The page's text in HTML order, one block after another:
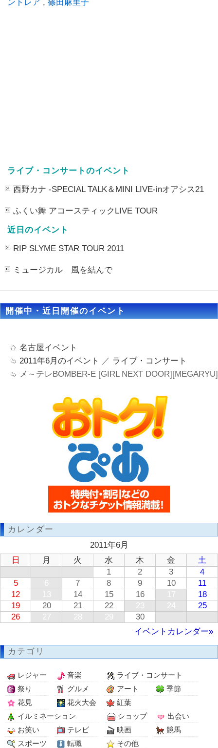
ントレア , 篠田麻里子
ライブ・コンサートのイベント
西野カナ -SPECIAL TALK＆MINI LIVE-inオアシス21
ふくい舞 アコースティックLIVE TOUR
近日のイベント
RIP SLYME STAR TOUR 2011
ミュージカル 風を結んで
開催中・近日開催のイベント
名古屋イベント
2011年6月のイベント
／ ライブ・コンサート
メ～テレBOMBER-E [GIRL NEXT DOOR][MEGARYU]
カレンダー
2011年6月
日
月 火 水 木 金
土
1
2 3
4
5
6 7 8 9 10
11
12
13 14 15 16 17
18
19
20 21 22 23 24
25
26
27 28 29
30
イベントカレンダー»
カテゴリ
レジャー 音楽
ライブ・コンサート
祭り
グルメ アート
季節
花見
花火大会
紅葉
イルミネーション
ショップ
出会い
お笑い
テレビ 映画
競馬
スポーツ
転職 その他